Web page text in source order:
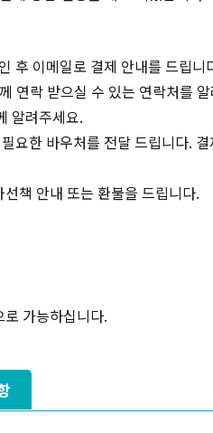
후 이메일로 결제 안내를 드립니
연락 받으실 수 있는 연락처를
알려주세요.
요한 바우처를 전달 드립니다.
책 안내 또는 환불을 드립니다.
가능하십니다.